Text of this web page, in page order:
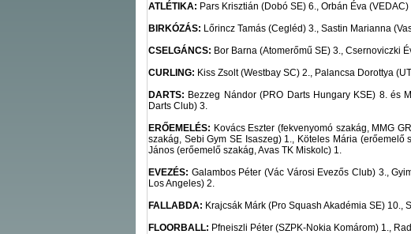
ATLÉTIKA: Pars Krisztián (Dobó SE) 6., Orbán Éva (VEDAC)
BIRKÓZÁS: Lőrincz Tamás (Cegléd) 3., Sastin Marianna
CSELGÁNCS: Bor Barna (Atomerőmű SE) 3., Csernoviczki
CURLING: Kiss Zsolt (Westbay SC) 2., Palancsa Dorottya
DARTS: Bezzeg Nándor (PRO Darts Hungary KSE) 8. és
Darts Club) 3.
ERŐEMELÉS: Kovács Eszter (fekvenyomó szakág, MMG
szakág, Sebi Gym SE Isaszeg) 1., Köteles Mária (erőemelő
János (erőemelő szakág, Avas TK Miskolc) 1.
EVEZÉS: Galambos Péter (Vác Városi Evezős Club) 3.,
Los Angeles) 2.
FALLABDA: Krajcsák Márk (Pro Squash Akadémia SE)
FLOORBALL: Pfneiszli Péter (SZPK-Nokia Komárom) 1.,